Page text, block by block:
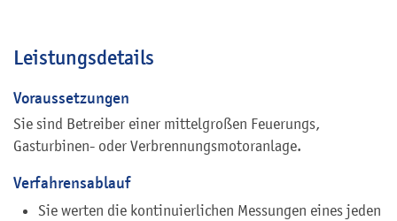
Leistungsdetails
Voraussetzungen
Sie sind Betreiber einer mittelgroßen Feuerungs,
Gasturbinen- oder Verbrennungsmotoranlage.
Verfahrensablauf
Sie werten die kontinuierlichen Messungen eines jeden